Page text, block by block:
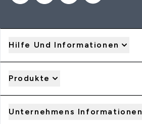
Hilfe Und Informationen
Produkte
Unternehmens Informationen